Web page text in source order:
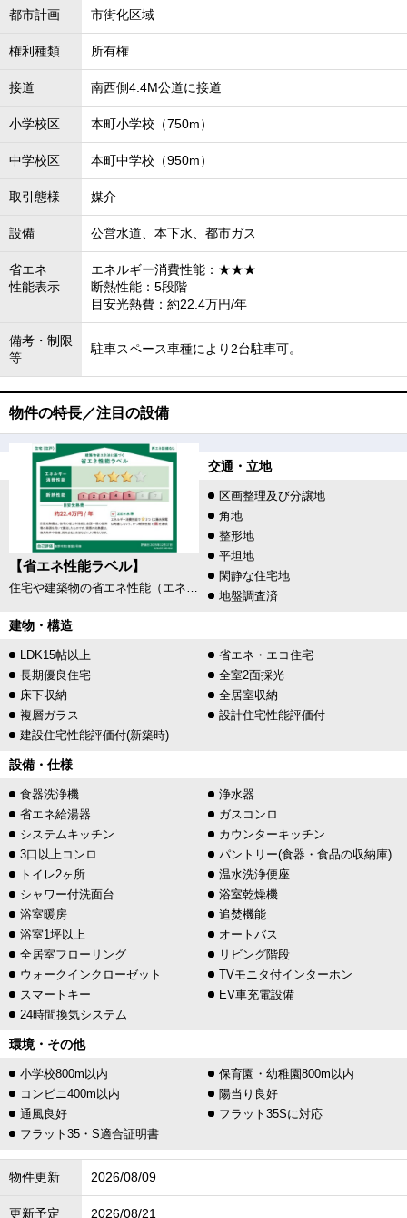
都市計画 市街化区域
権利種類 所有権
接道 南西側4.4M公道に接道
小学校区 本町小学校（750m）
中学校区 本町中学校（950m）
取引態様 媒介
設備 公営水道、本下水、都市ガス
省エネ
性能表示
エネルギー消費性能：★★★
断熱性能：5段階
目安光熱費：約22.4万円/年
備考・制限
等
駐車スペース車種により2台駐車可。
物件の特長／注目の設備
【省エネ性能ラベル】
住宅や建築物の省エネ性能（エネルギー消費性能・断熱性能）や目安光熱費などを、星の数やマークで分かりやすく表示し、消費者が性能を比較検討しやすくするためのラベルです。
交通・立地
区画整理及び分譲地
角地
整形地
平坦地
閑静な住宅地
地盤調査済
建物・構造
LDK15帖以上
省エネ・エコ住宅
長期優良住宅
全室2面採光
床下収納
全居室収納
複層ガラス
設計住宅性能評価付
建設住宅性能評価付(新築時)
設備・仕様
食器洗浄機
浄水器
省エネ給湯器
ガスコンロ
システムキッチン
カウンターキッチン
3口以上コンロ
パントリー(食器・食品の収納庫)
トイレ2ヶ所
温水洗浄便座
シャワー付洗面台
浴室乾燥機
浴室暖房
追焚機能
浴室1坪以上
オートバス
全居室フローリング
リビング階段
ウォークインクローゼット
TVモニタ付インターホン
スマートキー
EV車充電設備
24時間換気システム
環境・その他
小学校800m以内
保育園・幼稚園800m以内
コンビニ400m以内
陽当り良好
通風良好
フラット35Sに対応
フラット35・S適合証明書
物件更新 2026/08/09
更新予定 2026/08/21